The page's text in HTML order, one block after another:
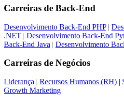
Carreiras de Back-End
Desenvolvimento Back-End PHP|
.NET | Desenvolvimento Back-End
Back-End Java | Desenvolvimento
Carreiras de Negócios
Liderança | Recursos Humanos (RH) |
Growth Marketing